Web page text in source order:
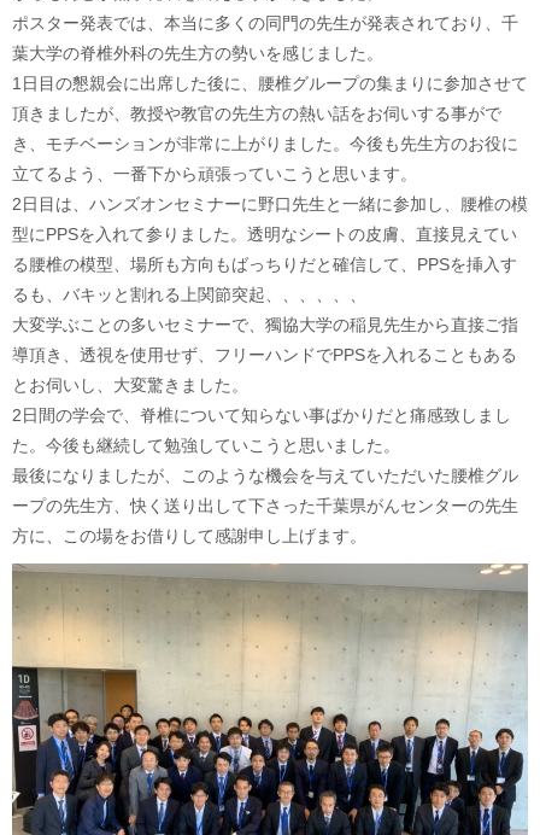
ポスター発表では、本当に多くの同門の先生が発表されており、千
葉大学の脊椎外科の先生方の勢いを感じました。
1日目の懇親会に出席した後に、腰椎グループの集まりに参加させて
頂きましたが、教授や教官の先生方の熱い話をお伺いする事がで
き、モチベーションが非常に上がりました。今後も先生方のお役に
立てるよう、一番下から頑張っていこうと思います。
2日目は、ハンズオンセミナーに野口先生と一緒に参加し、腰椎の模
型にPPSを入れて参りました。透明なシートの皮膚、直接見えてい
る腰椎の模型、場所も方向もばっちりだと確信して、PPSを挿入す
るも、バキッと割れる上関節突起、、、、、、
大変学ぶことの多いセミナーで、獨協大学の稲見先生から直接ご指
導頂き、透視を使用せず、フリーハンドでPPSを入れることもある
とお伺いし、大変驚きました。
2日間の学会で、脊椎について知らない事ばかりだと痛感致しまし
た。今後も継続して勉強していこうと思いました。
最後になりましたが、このような機会を与えていただいた腰椎グル
ープの先生方、快く送り出して下さった千葉県がんセンターの先生
方に、この場をお借りして感謝申し上げます。